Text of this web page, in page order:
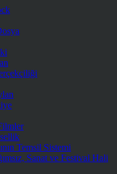
Temsil Sistemi
Sanat ve Festival Hali